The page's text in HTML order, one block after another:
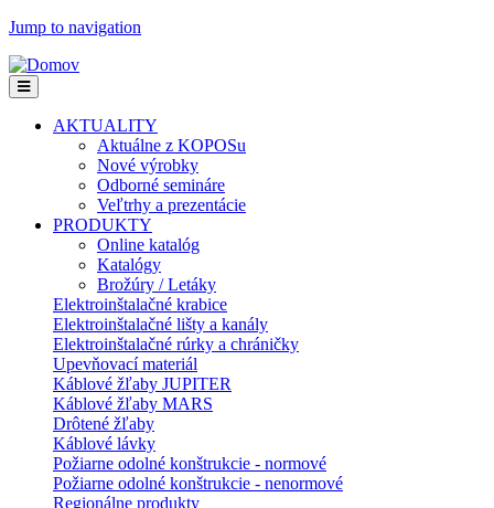
Jump to navigation
AKTUALITY
Aktuálne z KOPOSu
Nové výrobky
Odborné semináre
Veľtrhy a prezentácie
PRODUKTY
Online katalóg
Katalógy
Brožúry / Letáky
Elektroinštalačné krabice
Elektroinštalačné lišty a kanály
Elektroinštalačné rúrky a chráničky
Upevňovací materiál
Káblové žľaby JUPITER
Káblové žľaby MARS
Drôtené žľaby
Káblové lávky
Požiarne odolné konštrukcie - normové
Požiarne odolné konštrukcie - nenormové
Regionálne produkty